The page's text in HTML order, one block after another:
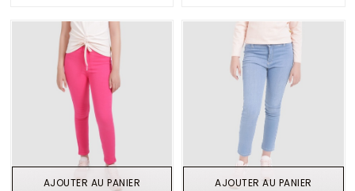
AJOUTER AU PANIER AJOUTER AU PANIER